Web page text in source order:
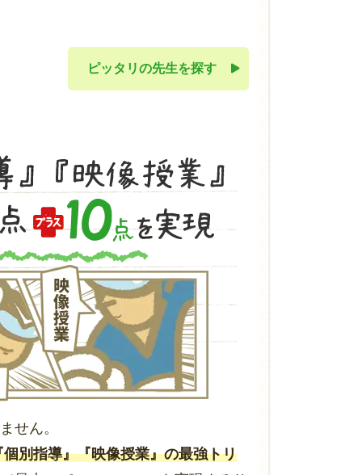
ピッタリの先生を探す
せん。
別指導』『映像授業』の最強トリ